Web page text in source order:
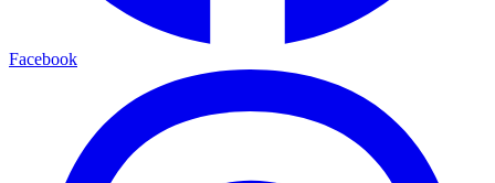
Facebook